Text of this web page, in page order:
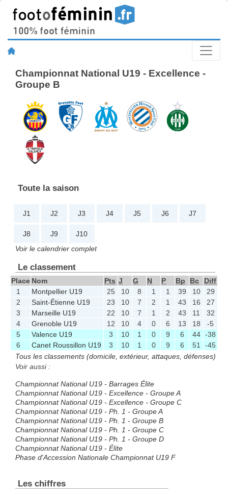
Championnat National U19 - Excellence -
Groupe B
Toute la saison
J1 J2 J3 J4 J5 J6 J7
J8 J9
J10
Voir le calendrier complet
Le classement
Place Nom Pts J G N P Bp Bc
Diff
1
Montpellier U19 25 10 8 1 1 39 10
29
2
Saint-Étienne U19 23 10 7 2 1 43 16
27
3
Marseille U19 22 10 7 1 2 43 11
32
4
Grenoble U19 12 10 4 0 6 13 18
-5
5
Valence U19 3 10 1 0 9 6 44 -38
6
Canet Roussillon U19 3 10 1 0 9 6 51
-45
Tous les classements (domicile, extérieur, attaques, défenses)
Voir aussi :
Championnat National U19 - Barrages Élite
Championnat National U19 - Excellence - Groupe A
Championnat National U19 - Excellence - Groupe C
Championnat National U19 - Ph. 1 - Groupe A
Championnat National U19 - Ph. 1 - Groupe B
Championnat National U19 - Ph. 1 - Groupe C
Championnat National U19 - Ph. 1 - Groupe D
Championnat National U19 - Élite
Phase d'Accession Nationale Championnat U19 F
Les chiffres